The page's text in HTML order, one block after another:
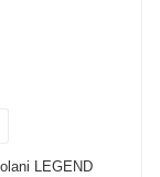
LEGEND